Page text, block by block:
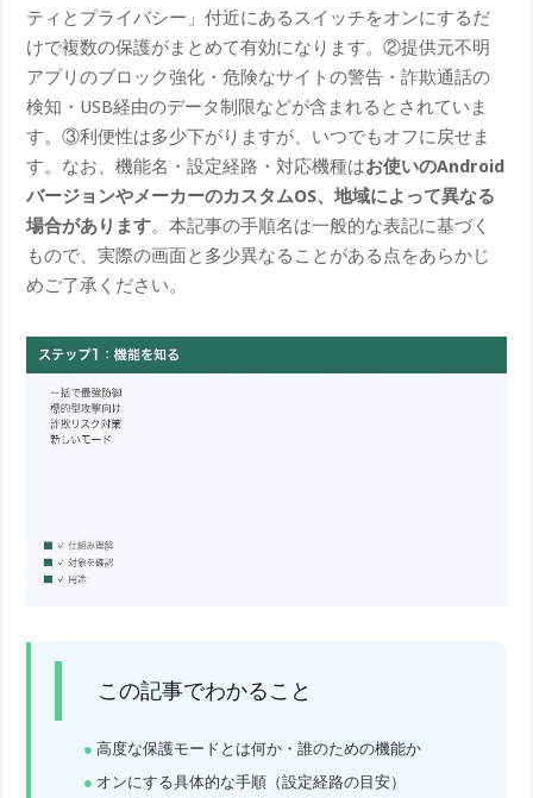
ティとプライバシー」付近にあるスイッチをオンにするだ
けで複数の保護がまとめて有効になります。②提供元不明
アプリのブロック強化・危険なサイトの警告・詐欺通話の
検知・USB経由のデータ制限などが含まれるとされていま
す。③利便性は多少下がりますが、いつでもオフに戻せま
す。なお、機能名・設定経路・対応機種はお使いのAndroid
バージョンやメーカーのカスタムOS、地域によって異なる
場合があります。本記事の手順名は一般的な表記に基づく
もので、実際の画面と多少異なることがある点をあらかじ
めご了承ください。
この記事でわかること
高度な保護モードとは何か・誰のための機能か
オンにする具体的な手順（設定経路の目安）